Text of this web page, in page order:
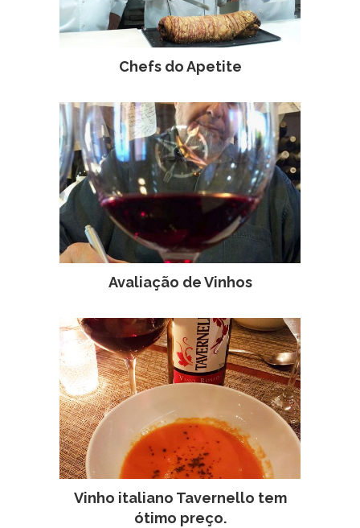
Chefs do Apetite
Avaliação de Vinhos
Vinho italiano Tavernello tem
ótimo preço.